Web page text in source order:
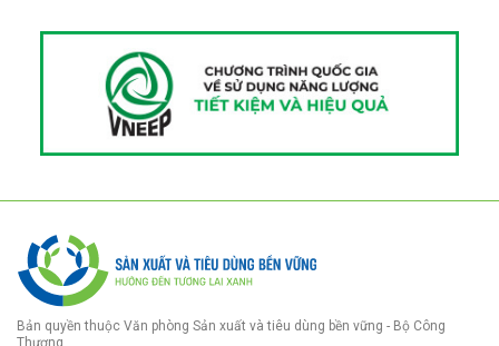
Bản quyền thuộc Văn phòng Sản xuất và tiêu dùng bền vững - Bộ Công